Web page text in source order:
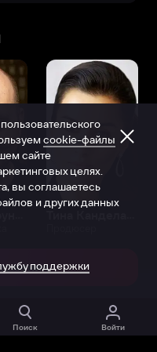
Поиск Войти
cookie-файлы
сайте
целях.
вы соглашаетесь
и других данных
поддержки